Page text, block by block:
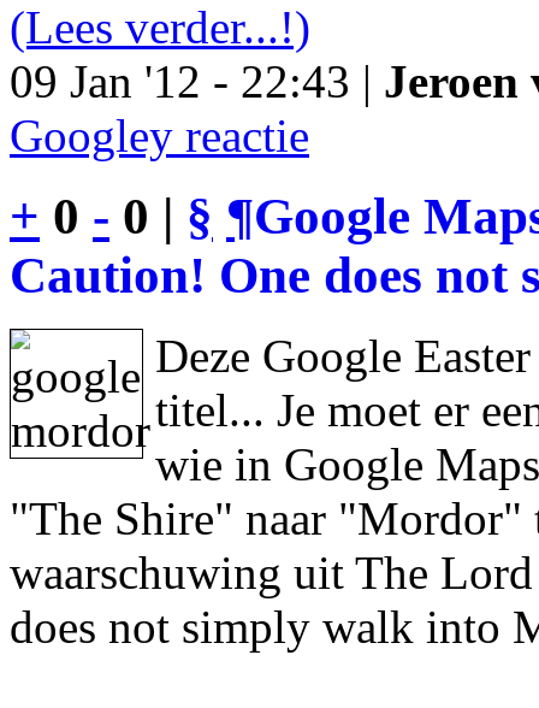
(Lees verder...!)
09 Jan '12 - 22:43 | Jeroen
Googley reactie
+ 0 - 0 | § ¶Google
Caution! One does
Deze Google
titel... Je moet er
wie in Google
"The Shire" naar "Mordor"
waarschuwing uit The
does not simply walk into